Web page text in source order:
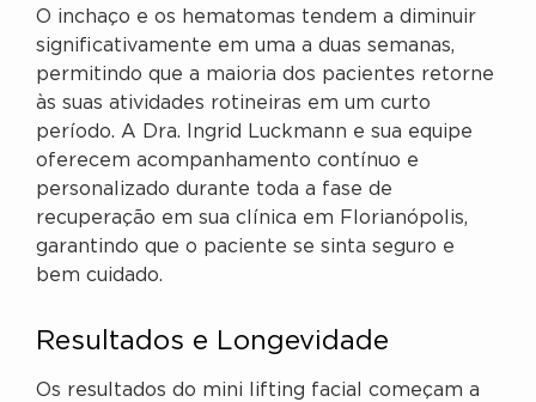
O inchaço e os hematomas tendem a diminuir
significativamente em uma a duas semanas,
permitindo que a maioria dos pacientes retorne
às suas atividades rotineiras em um curto
período. A Dra. Ingrid Luckmann e sua equipe
oferecem acompanhamento contínuo e
personalizado durante toda a fase de
recuperação em sua clínica em Florianópolis,
garantindo que o paciente se sinta seguro e
bem cuidado.
Resultados e Longevidade
Os resultados do mini lifting facial começam a